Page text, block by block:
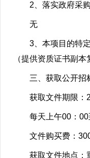
2、落实政府采购
无
3、本项目的特定
（提供资质证书副
三、获取公开招标
获取文件期限：
每天上午00：00
文件购买费：
获取文件地点：重